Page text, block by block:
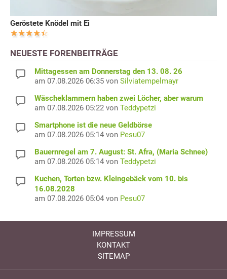
Geröstete Knödel mit Ei
NEUESTE FORENBEITRÄGE
Mittagessen am Donnerstag den 13. 08. 26
am 07.08.2026 06:35 von Silviatempelmayr
Wäscheklammern haben zwei Löcher, aber warum
am 07.08.2026 05:22 von Teddypetzi
Smartphone ist die neue Geldbörse
am 07.08.2026 05:14 von Pesu07
Bauernregel am 7. August: St. Afra, (Maria Schnee)
am 07.08.2026 05:14 von Teddypetzi
Kuchen, Torten bzw. Kleingebäck vom 10. bis
16.08.2028
am 07.08.2026 05:04 von Pesu07
IMPRESSUM
KONTAKT
SITEMAP